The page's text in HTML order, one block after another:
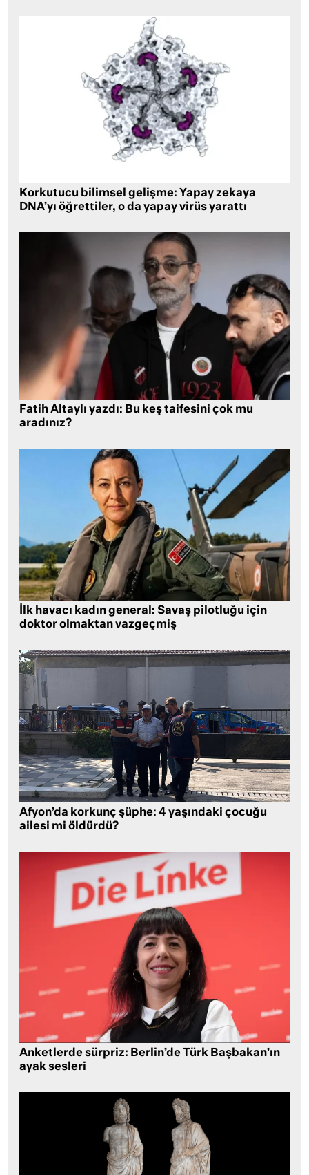
Korkutucu bilimsel gelişme: Yapay zekaya
DNA’yı öğrettiler, o da yapay virüs yarattı
Fatih Altaylı yazdı: Bu keş taifesini çok mu
aradınız?
İlk havacı kadın general: Savaş pilotluğu için
doktor olmaktan vazgeçmiş
Afyon’da korkunç şüphe: 4 yaşındaki çocuğu
ailesi mi öldürdü?
Anketlerde sürpriz: Berlin’de Türk Başbakan’ın
ayak sesleri